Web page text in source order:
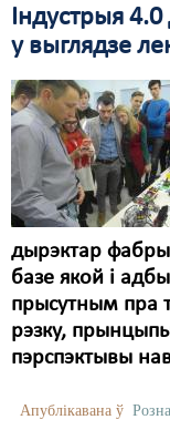
Індустрыя
у выглядзе
дырэктар
базе якой і
прысутным пра
рэзку, прынцыпы
пэрспэктывы
Апублікавана ў
Праваабаронцы
Правы дзіцяці
Пэнітэнцыярная
Распальваньне
Рознае
Свабода слова
Свабода сумленьня
Суд